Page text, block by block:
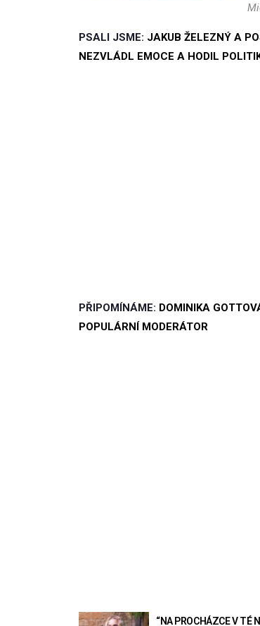
PSALI JSME: JAKUB ŽELEZNÝ A
NEZVLÁDL EMOCE A HODIL
PŘIPOMÍNÁME: DOMINIKA
POPULÁRNÍ MODERÁTOR
“NA PROCHÁZCE V TÉ